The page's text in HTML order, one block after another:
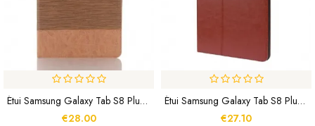
Étui Samsung Galaxy Tab S8 Plus / S7 Plus Texturé
€28.00
Étui Samsung Galaxy Tab S8 Plus / S7 Plus 2 Volets Simili Cuir
€27.10